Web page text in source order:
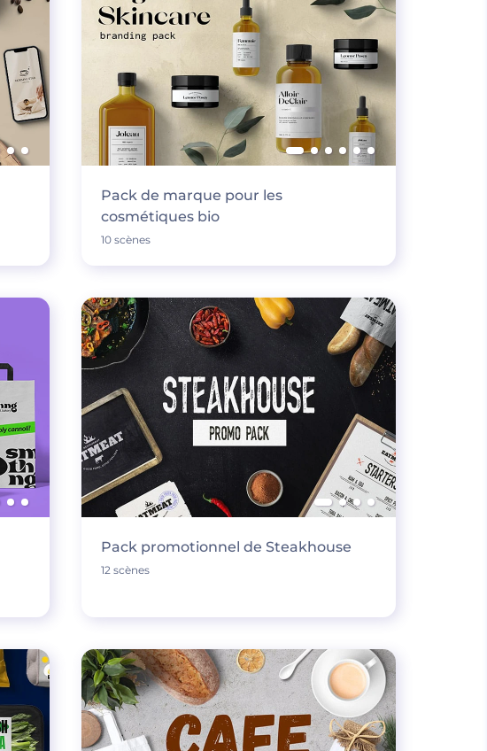
Pack de marque pour les
cosmétiques bio
10 scènes
Pack promotionnel de Steakhouse
12 scènes